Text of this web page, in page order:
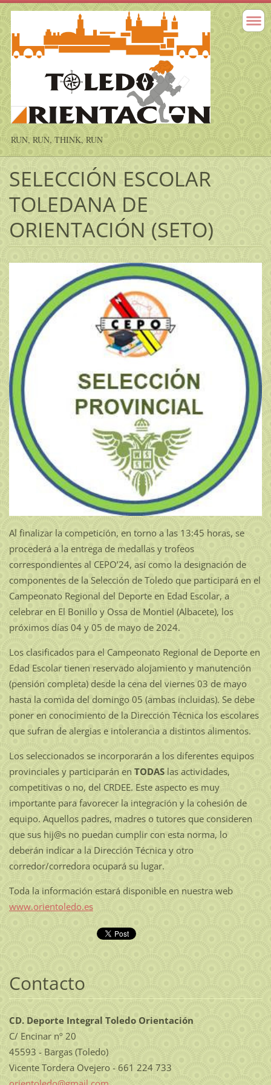
RUN, RUN, THINK, RUN
SELECCIÓN ESCOLAR
TOLEDANA DE
ORIENTACIÓN (SETO)
Al finalizar la competición, en torno a las 13:45 horas, se
procederá a la entrega de medallas y trofeos
correspondientes al CEPO’24, así como la designación de
componentes de la Selección de Toledo que participará en el
Campeonato Regional del Deporte en Edad Escolar, a
celebrar en El Bonillo y Ossa de Montiel (Albacete), los
próximos días 04 y 05 de mayo de 2024.
Los clasificados para el Campeonato Regional de Deporte en
Edad Escolar tienen reservado alojamiento y manutención
(pensión completa) desde la cena del viernes 03 de mayo
hasta la comida del domingo 05 (ambas incluidas). Se debe
poner en conocimiento de la Dirección Técnica los escolares
que sufran de alergias e intolerancia a distintos alimentos.
Los seleccionados se incorporarán a los diferentes equipos
provinciales y participarán en TODASlas actividades,
competitivas o no, del CRDEE. Este aspecto es muy
importante para favorecer la integración y la cohesión de
equipo. Aquellos padres, madres o tutores que consideren
que sus hij@s no puedan cumplir con esta norma, lo
deberán indicar a la Dirección Técnica y otro
corredor/corredora ocupará su lugar.
Toda la información estará disponible en nuestra web
www.orientoledo.es
Contacto
CD. Deporte Integral Toledo Orientación
C/ Encinar nº 20
45593 - Bargas (Toledo)
Vicente Tordera Ovejero - 661 224 733